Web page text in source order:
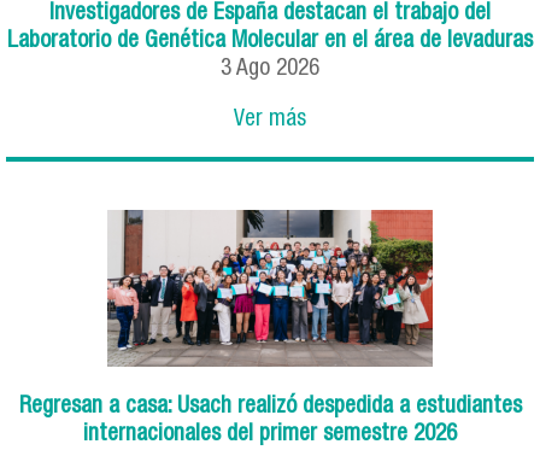
Investigadores de España destacan el trabajo del
Laboratorio de Genética Molecular en el área de levaduras
3 Ago 2026
Ver más
Regresan a casa: Usach realizó despedida a estudiantes
internacionales del primer semestre 2026